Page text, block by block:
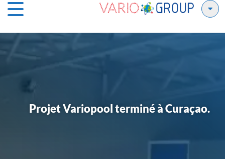
Projet Variopool terminé à Curaçao.